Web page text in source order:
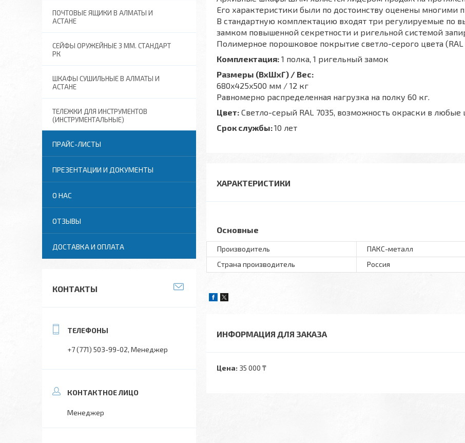
Его характеристики были по достоинству оценены многими
В стандартную комплектацию входят три регулируемые по
замком повышенной секретности и ригельной системой
Полимерное порошковое покрытие светло-серого цвета (RAL
Комплектация: 1 полка, 1 ригельный замок
Размеры (ВхШхГ) / Вес:
680x425x500 мм / 12 кг
Равномерно распределенная нагрузка на полку 60 кг.
Цвет: Светло-серый RAL 7035, возможность окраски в любые
Cрок службы:10 лет
ХАРАКТЕРИСТИКИ
Основные
Производитель
ПАКС-металл
Страна производитель
Россия
ИНФОРМАЦИЯ ДЛЯ ЗАКАЗА
Цена: 35 000 ₸
ПОЧТОВЫЕ ЯЩИКИ В АЛМАТЫ И
АСТАНЕ
СЕЙФЫ ОРУЖЕЙНЫЕ 3 ММ. СТАНДАРТ
РК
ШКАФЫ СУШИЛЬНЫЕ В АЛМАТЫ И
АСТАНЕ
ТЕЛЕЖКИ ДЛЯ ИНСТРУМЕНТОВ
(ИНСТРУМЕНТАЛЬНЫЕ)
ПРАЙС-ЛИСТЫ
ПРЕЗЕНТАЦИИ И ДОКУМЕНТЫ
О НАС
ОТЗЫВЫ
ДОСТАВКА И ОПЛАТА
КОНТАКТЫ
+7 (771) 503-99-02 Менеджер
Менеджер